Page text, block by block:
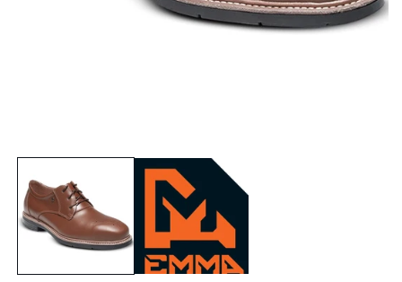
modaal